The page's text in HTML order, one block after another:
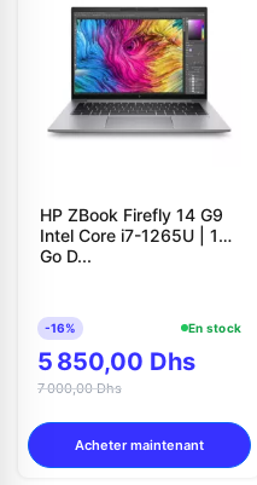
HP ZBook Firefly 14 G9
Intel Core i7-1265U | 16
Go D...
-16% En stock
5 850,00 Dhs
7 000,00 Dhs
Acheter maintenant